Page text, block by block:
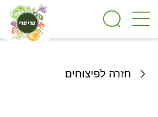
חזרה לפיצוחים